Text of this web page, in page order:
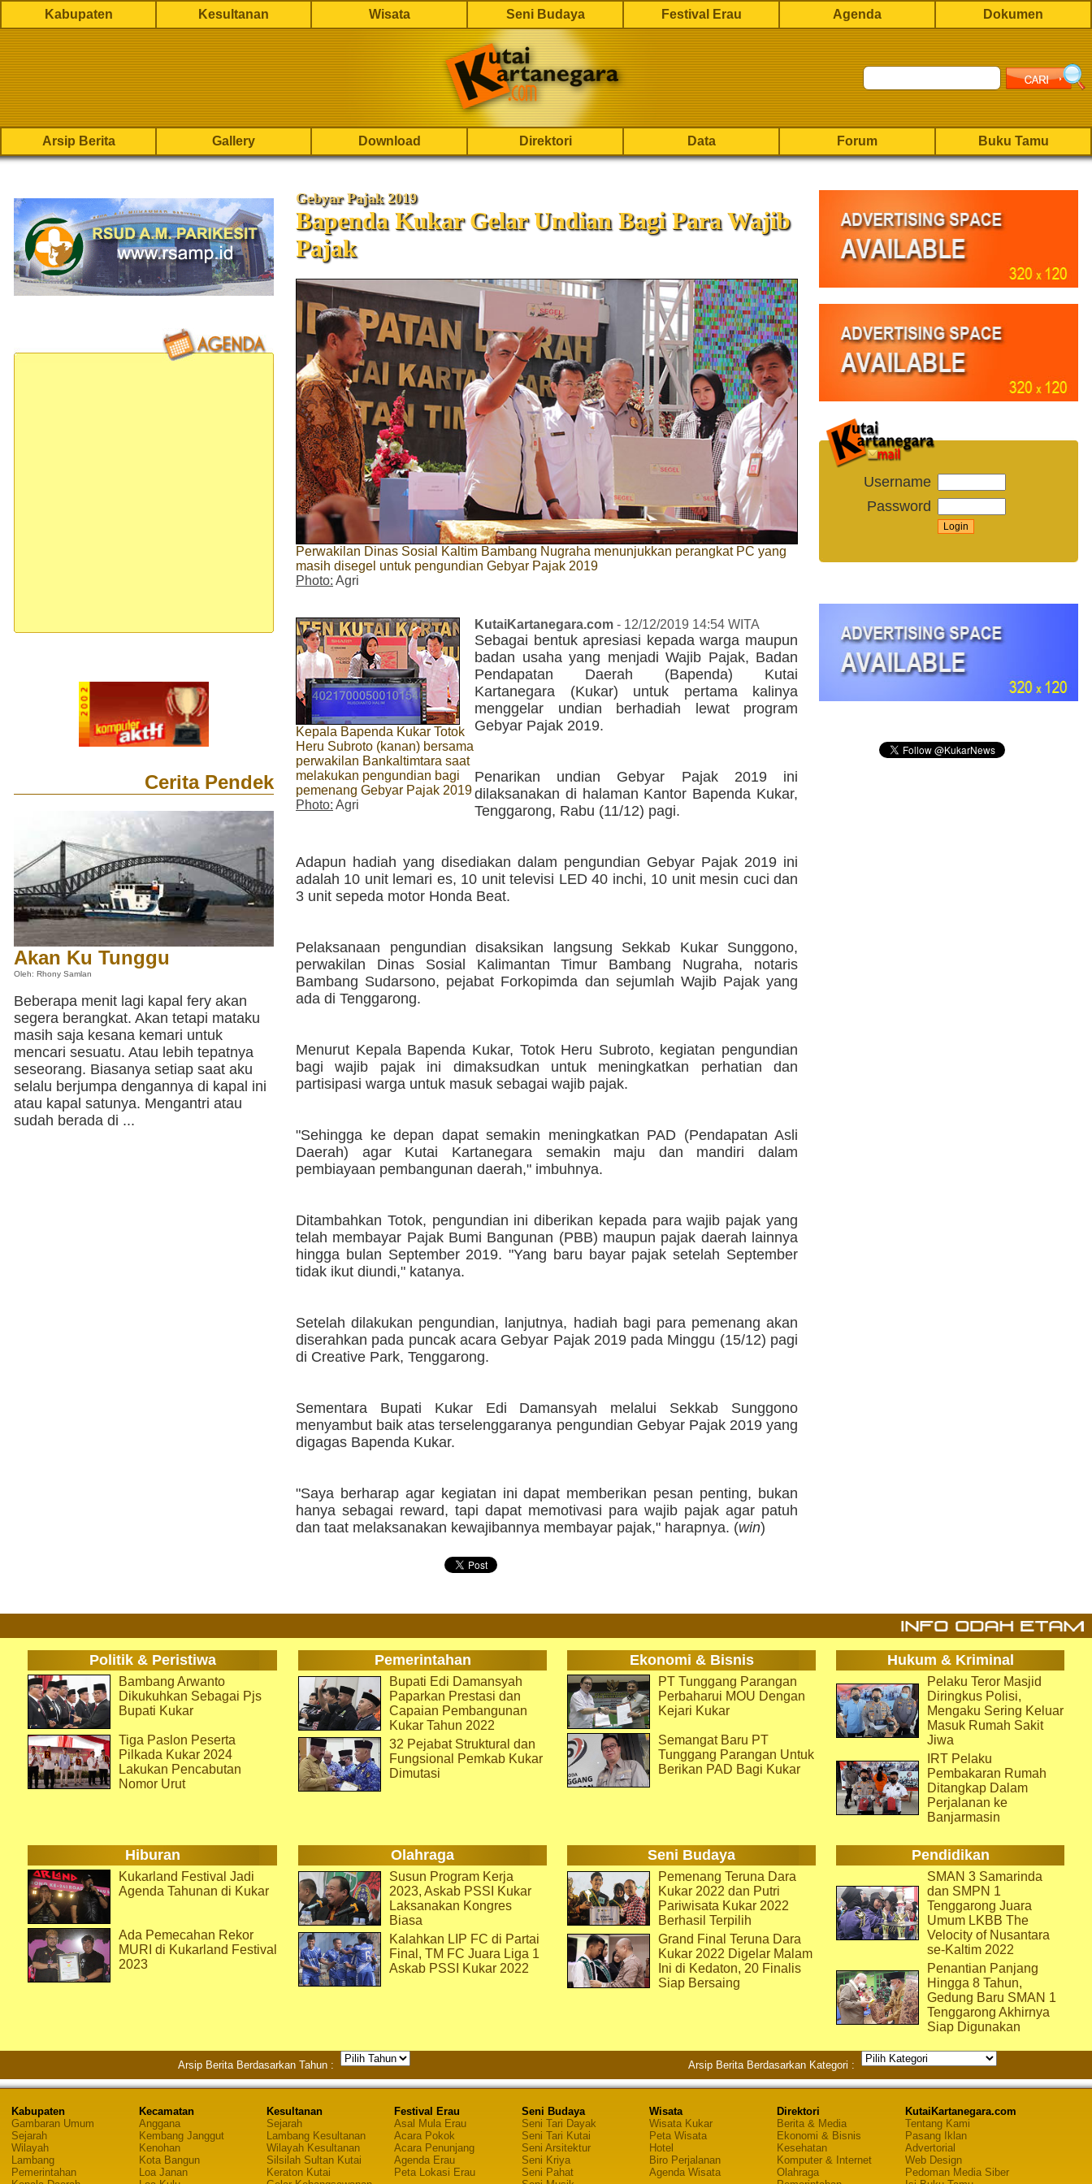
Kabupaten Kesultanan Wisata Seni Budaya Festival Erau Agenda Dokumen
Arsip Berita Gallery Download Direktori Data Forum Buku Tamu
Cerita Pendek
Akan Ku Tunggu
Oleh: Rhony Samlan
Beberapa menit lagi kapal fery akan
segera berangkat. Akan tetapi mataku
masih saja kesana kemari untuk
mencari sesuatu. Atau lebih tepatnya
seseorang. Biasanya setiap saat aku
selalu berjumpa dengannya di kapal ini
atau kapal satunya. Mengantri atau
sudah berada di ...
Gebyar Pajak 2019
Bapenda Kukar Gelar Undian Bagi Para Wajib
Pajak
Perwakilan Dinas Sosial Kaltim Bambang Nugraha menunjukkan perangkat PC yang
masih disegel untuk pengundian Gebyar Pajak 2019
Photo: Agri
Kepala Bapenda Kukar Totok
Heru Subroto (kanan) bersama
perwakilan Bankaltimtara saat
melakukan pengundian bagi
pemenang Gebyar Pajak 2019
Photo: Agri
KutaiKartanegara.com - 12/12/2019 14:54 WITA
Sebagai bentuk apresiasi kepada warga maupun
badan usaha yang menjadi Wajib Pajak, Badan
Pendapatan Daerah (Bapenda) Kutai
Kartanegara (Kukar) untuk pertama kalinya
menggelar undian berhadiah lewat program
Gebyar Pajak 2019.
Penarikan undian Gebyar Pajak 2019 ini
dilaksanakan di halaman Kantor Bapenda Kukar,
Tenggarong, Rabu (11/12) pagi.
Adapun hadiah yang disediakan dalam pengundian Gebyar Pajak 2019 ini
adalah 10 unit lemari es, 10 unit televisi LED 40 inchi, 10 unit mesin cuci dan
3 unit sepeda motor Honda Beat.
Pelaksanaan pengundian disaksikan langsung Sekkab Kukar Sunggono,
perwakilan Dinas Sosial Kalimantan Timur Bambang Nugraha, notaris
Bambang Sudarsono, pejabat Forkopimda dan sejumlah Wajib Pajak yang
ada di Tenggarong.
Menurut Kepala Bapenda Kukar, Totok Heru Subroto, kegiatan pengundian
bagi wajib pajak ini dimaksudkan untuk meningkatkan perhatian dan
partisipasi warga untuk masuk sebagai wajib pajak.
"Sehingga ke depan dapat semakin meningkatkan PAD (Pendapatan Asli
Daerah) agar Kutai Kartanegara semakin maju dan mandiri dalam
pembiayaan pembangunan daerah," imbuhnya.
Ditambahkan Totok, pengundian ini diberikan kepada para wajib pajak yang
telah membayar Pajak Bumi Bangunan (PBB) maupun pajak daerah lainnya
hingga bulan September 2019. "Yang baru bayar pajak setelah September
tidak ikut diundi," katanya.
Setelah dilakukan pengundian, lanjutnya, hadiah bagi para pemenang akan
diserahkan pada puncak acara Gebyar Pajak 2019 pada Minggu (15/12) pagi
di Creative Park, Tenggarong.
Sementara Bupati Kukar Edi Damansyah melalui Sekkab Sunggono
menyambut baik atas terselenggaranya pengundian Gebyar Pajak 2019 yang
digagas Bapenda Kukar.
"Saya berharap agar kegiatan ini dapat memberikan pesan penting, bukan
hanya sebagai reward, tapi dapat memotivasi para wajib pajak agar patuh
dan taat melaksanakan kewajibannya membayar pajak," harapnya. (win)
Username
Password
Politik & Peristiwa Pemerintahan Ekonomi & Bisnis Hukum & Kriminal
Bambang Arwanto
Dikukuhkan Sebagai Pjs
Bupati Kukar
Tiga Paslon Peserta
Pilkada Kukar 2024
Lakukan Pencabutan
Nomor Urut
Bupati Edi Damansyah
Paparkan Prestasi dan
Capaian Pembangunan
Kukar Tahun 2022
32 Pejabat Struktural dan
Fungsional Pemkab Kukar
Dimutasi
PT Tunggang Parangan
Perbaharui MOU Dengan
Kejari Kukar
Semangat Baru PT
Tunggang Parangan Untuk
Berikan PAD Bagi Kukar
Pelaku Teror Masjid
Diringkus Polisi,
Mengaku Sering Keluar
Masuk Rumah Sakit
Jiwa
IRT Pelaku
Pembakaran Rumah
Ditangkap Dalam
Perjalanan ke
Banjarmasin
Hiburan Olahraga Seni Budaya Pendidikan
Kukarland Festival Jadi
Agenda Tahunan di Kukar
Ada Pemecahan Rekor
MURI di Kukarland Festival
2023
Susun Program Kerja
2023, Askab PSSI Kukar
Laksanakan Kongres
Biasa
Kalahkan LIP FC di Partai
Final, TM FC Juara Liga 1
Askab PSSI Kukar 2022
Pemenang Teruna Dara
Kukar 2022 dan Putri
Pariwisata Kukar 2022
Berhasil Terpilih
Grand Final Teruna Dara
Kukar 2022 Digelar Malam
Ini di Kedaton, 20 Finalis
Siap Bersaing
SMAN 3 Samarinda
dan SMPN 1
Tenggarong Juara
Umum LKBB The
Velocity of Nusantara
se-Kaltim 2022
Penantian Panjang
Hingga 8 Tahun,
Gedung Baru SMAN 1
Tenggarong Akhirnya
Siap Digunakan
Arsip Berita Berdasarkan Tahun : Arsip Berita Berdasarkan Kategori :
Kabupaten
Gambaran Umum
Sejarah
Wilayah
Lambang
Pemerintahan
Kecamatan
Anggana
Kembang Janggut
Kenohan
Kota Bangun
Loa Janan
Kesultanan
Sejarah
Lambang Kesultanan
Wilayah Kesultanan
Silsilah Sultan Kutai
Keraton Kutai
Festival Erau
Asal Mula Erau
Acara Pokok
Acara Penunjang
Agenda Erau
Peta Lokasi Erau
Seni Budaya
Seni Tari Dayak
Seni Tari Kutai
Seni Arsitektur
Seni Kriya
Seni Pahat
Wisata
Wisata Kukar
Peta Wisata
Hotel
Biro Perjalanan
Agenda Wisata
Direktori
Berita & Media
Ekonomi & Bisnis
Kesehatan
Komputer & Internet
Olahraga
KutaiKartanegara.com
Tentang Kami
Pasang Iklan
Advertorial
Web Design
Pedoman Media Siber